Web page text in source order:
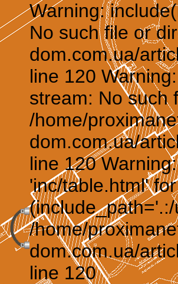
Warning:
No such file or
dom.com.ua/
line 120
stream: No such
/home/
dom.com.ua/
line 120
'inc/table.html'
/home/
dom.com.ua/
line 120